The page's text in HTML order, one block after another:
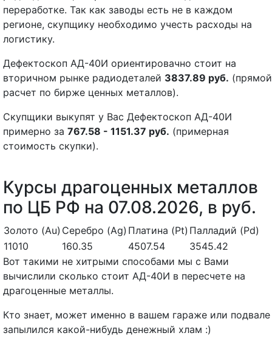
переработке. Так как заводы есть не в каждом
регионе, скупщику необходимо учесть расходы на
логистику.
Дефектоскоп АД-40И ориентировачно стоит на
вторичном рынке радиодеталей 3837.89 руб. (прямой
расчет по бирже ценных металлов).
Скупщики выкупят у Вас Дефектоскоп АД-40И
примерно за 767.58 - 1151.37 руб. (примерная
стоимость скупки).
Курсы драгоценных металлов
по ЦБ РФ на 07.08.2026, в руб.
Золото (Au) Серебро (Ag) Платина (Pt) Палладий (Pd)
11010
160.35 4507.54
3545.42
Вот такими не хитрыми способами мы с Вами
вычислили сколько стоит АД-40И в пересчете на
драгоценные металлы.
Кто знает, может именно в вашем гараже или подвале
запылился какой-нибудь денежный хлам :)